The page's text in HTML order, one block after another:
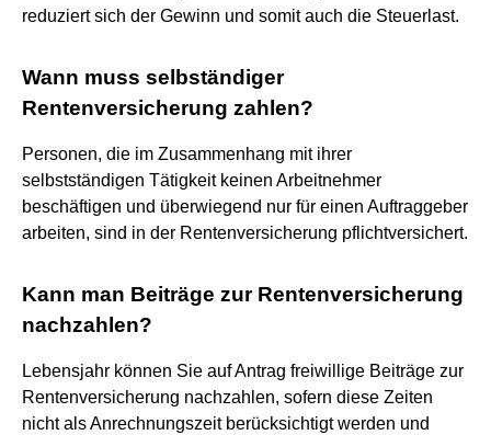
reduziert sich der Gewinn und somit auch die Steuerlast.
Wann muss selbständiger
Rentenversicherung zahlen?
Personen, die im Zusammenhang mit ihrer
selbstständigen Tätigkeit keinen Arbeitnehmer
beschäftigen und überwiegend nur für einen Auftraggeber
arbeiten, sind in der Rentenversicherung pflichtversichert.
Kann man Beiträge zur Rentenversicherung
nachzahlen?
Lebensjahr können Sie auf Antrag freiwillige Beiträge zur
Rentenversicherung nachzahlen, sofern diese Zeiten
nicht als Anrechnungszeit berücksichtigt werden und